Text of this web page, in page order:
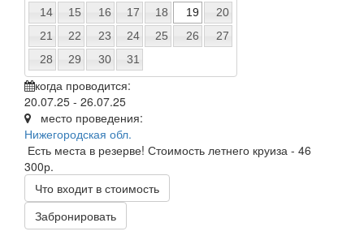
14
15 16 17 18 19
20
21
22 23 24 25 26
27
28
29 30 31
когда проводится:
20.07.25 - 26.07.25
место проведения:
Нижегородская обл.
Есть места в резерве! Стоимость летнего круиза - 46
300р.
Что входит в стоимость
Забронировать